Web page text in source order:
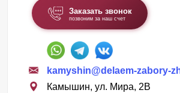
Заказать звонок
позвоним за наш счет
kamyshin@delaem-zabory-
Камышин, ул. Мира, 2В